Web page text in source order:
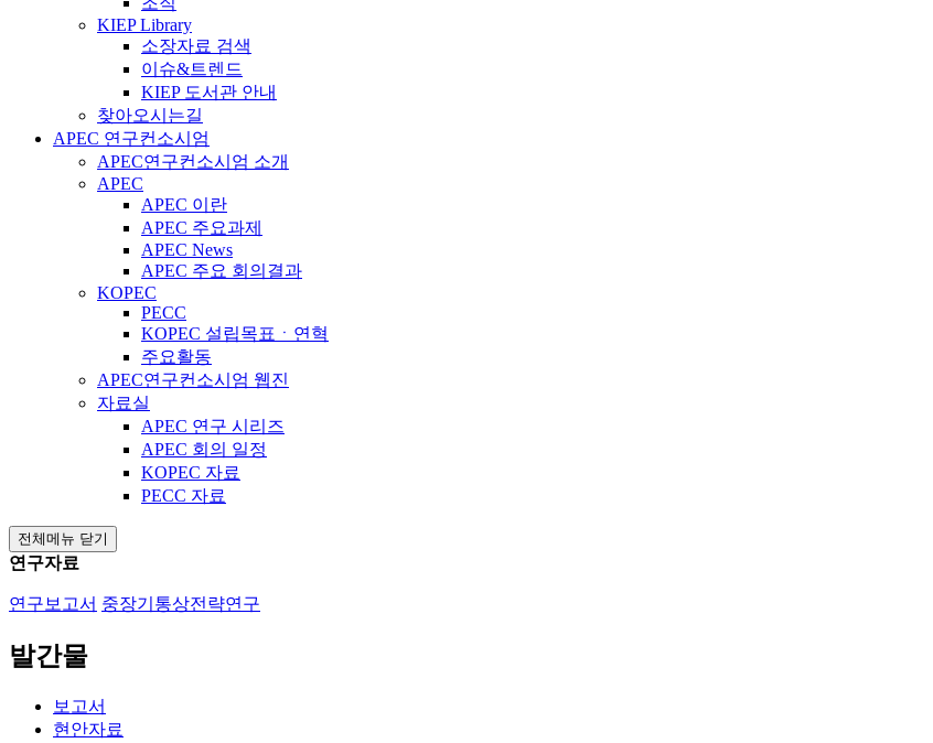
KIEP Library
소장자료 검색
이슈&트렌드
KIEP 도서관 안내
찾아오시는길
APEC 연구컨소시엄
APEC연구컨소시엄 소개
APEC
APEC 이란
APEC 주요과제
APEC News
APEC 주요 회의결과
KOPEC
PECC
KOPEC 설립목표ㆍ연혁
주요활동
APEC연구컨소시엄 웹진
자료실
APEC 연구 시리즈
APEC 회의 일정
KOPEC 자료
PECC 자료
전체메뉴 닫기
연구자료
연구보고서 중장기통상전략연구
발간물
보고서
현안자료